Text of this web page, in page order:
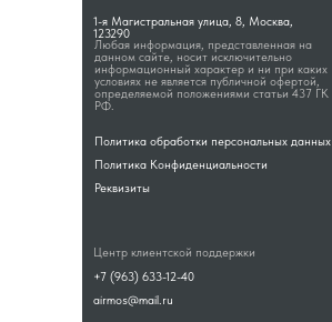
Любая информация, представленная на
данном сайте, носит исключительно
информационный характер и ни при каких
условиях не является публичной офертой,
определяемой положениями статьи 437 ГК
РФ.
1-я Магистральная улица, 8, Москва,
123290
Политика обработки персональных данных
Политика Конфиденциальности
Реквизиты
Центр клиентской поддержки
+7 (963) 633-12-40
airmos@mail.ru